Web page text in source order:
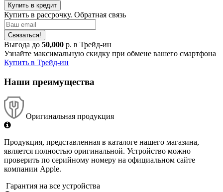
Купить в кредит
Купить в рассрочку. Обратная связь
Связаться!
Выгода до 50,000 р. в Трейд-ин
Узнайте максимальную скидку при обмене вашего смартфона
Купить в Трейд-ин
Наши преимущества
Оригинальная продукция
Продукция, представленная в каталоге нашего магазина,
является полностью оригинальной. Устройство можно
проверить по серийному номеру на официальном сайте
компании Apple.
Гарантия на все устройства